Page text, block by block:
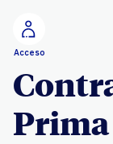
Acceso
Prima